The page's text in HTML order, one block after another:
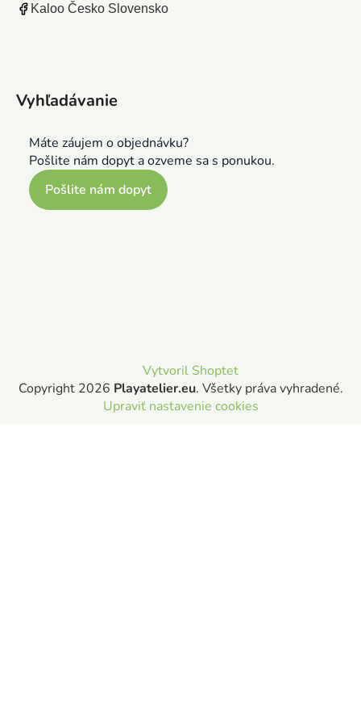
Kaloo Česko Slovensko
Vyhľadávanie
Máte záujem o objednávku?
Pošlite nám dopyt a ozveme sa s ponukou.
Pošlite nám dopyt
Vytvoril Shoptet
Copyright 2026 Playatelier.eu. Všetky práva vyhradené.
Upraviť nastavenie cookies